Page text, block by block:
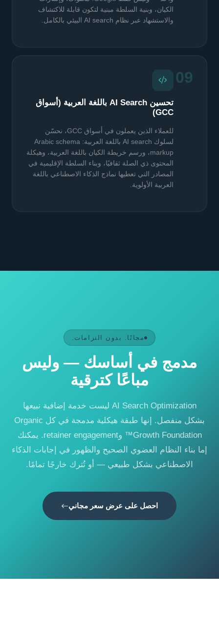
الكيان، وبنية السلطة مبنية لتكون قابلة للاكتشاف
والاستشهاد عبر نظام AI search البيئي بالكامل.
09
تحسين AI Search باللغة العربية (أسواق
GCC)
للعملاء الذين يعملون في أسواق GCC، نحسّن
لسلوك AI search باللغة العربية: Arabic schema
markup، ورسم خريطة الكيان باللغة العربية، وهيكلة
المحتوى ذي الصلة ثقافيًا، وبناء السلطة الإقليمية في
المصادر التي تعطيها نماذج الذكاء الاصطناعي باللغة
العربية الأولوية.
مجانًا. بدون التزامات.
مدمج في أساسك — وليس
مباعًا كترقية
AI Search Optimization ليست خدمة إضافية نبيعها
بشكل منفصل. إنها طبقة هيكلية مدمجة في كل Organic
Growth Foundation™ وretainer engagement. يمكنك
إما بناء النظام العضوي الصحيح والظهور في إجابات الذكاء
الاصطناعي بشكل طبيعي — أو تُترك خارجًا تمامًا.
احصل على عرض سعر مجاني